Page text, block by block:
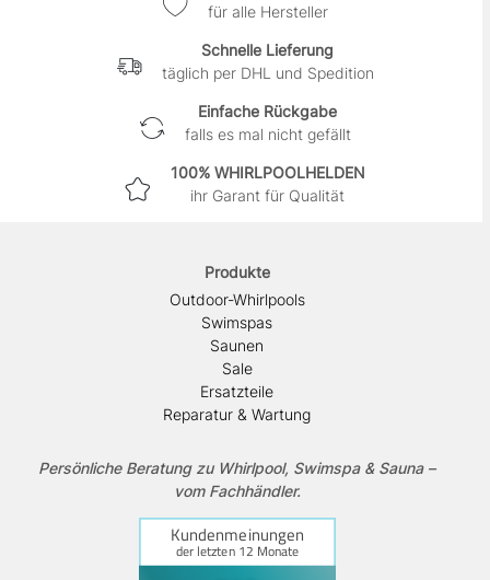
für alle Hersteller
Schnelle Lieferung
täglich per DHL und Spedition
Einfache Rückgabe
falls es mal nicht gefällt
100% WHIRLPOOLHELDEN
ihr Garant für Qualität
Produkte
Outdoor-Whirlpools
Swimspas
Saunen
Sale
Ersatzteile
Reparatur & Wartung
Persönliche Beratung zu Whirlpool, Swimspa & Sauna –
vom Fachhändler.